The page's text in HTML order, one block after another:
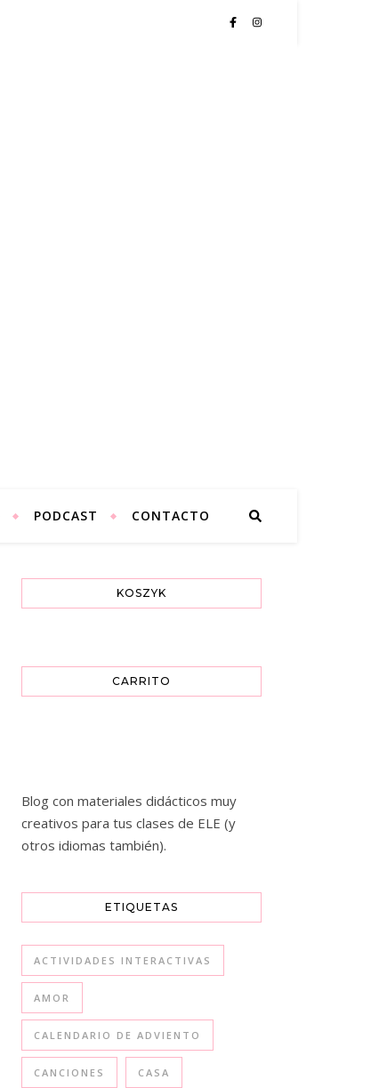
PODCAST CONTACTO
KOSZYK
CARRITO
Blog con materiales didácticos muy
creativos para tus clases de ELE (y
otros idiomas también).
ETIQUETAS
ACTIVIDADES INTERACTIVAS
AMOR
CALENDARIO DE ADVIENTO
CANCIONES CASA